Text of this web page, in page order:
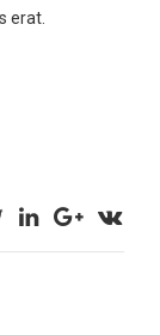
erat.